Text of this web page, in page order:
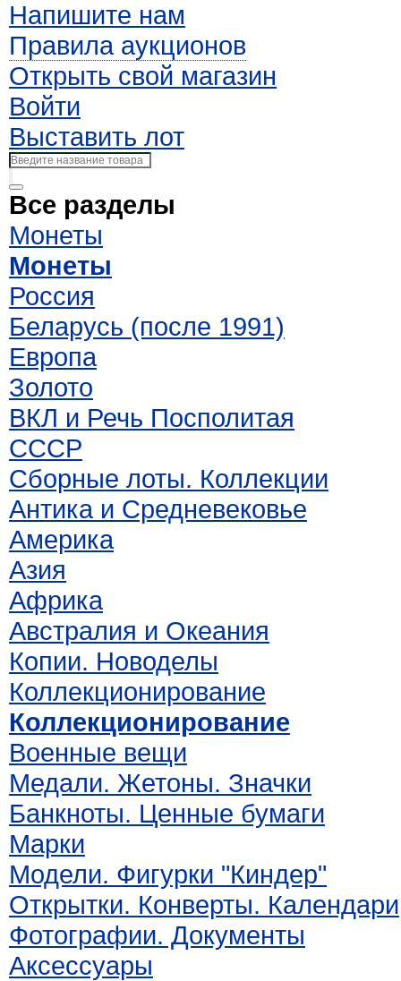
Напишите нам
Правила аукционов
Открыть свой магазин
Войти
Выставить лот
Все разделы
Монеты
Монеты
Россия
Беларусь (после 1991)
Европа
Золото
ВКЛ и Речь Посполитая
СССР
Сборные лоты. Коллекции
Антика и Средневековье
Америка
Азия
Африка
Австралия и Океания
Копии. Новоделы
Коллекционирование
Коллекционирование
Военные вещи
Медали. Жетоны. Значки
Банкноты. Ценные бумаги
Марки
Модели. Фигурки "Киндер"
Открытки. Конверты. Календари
Фотографии. Документы
Аксессуары